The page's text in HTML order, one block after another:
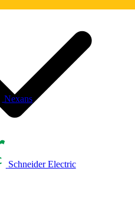
Nexans
Schneider Electric